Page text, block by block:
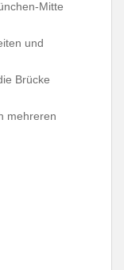
Mitte
und
Brücke
mehreren